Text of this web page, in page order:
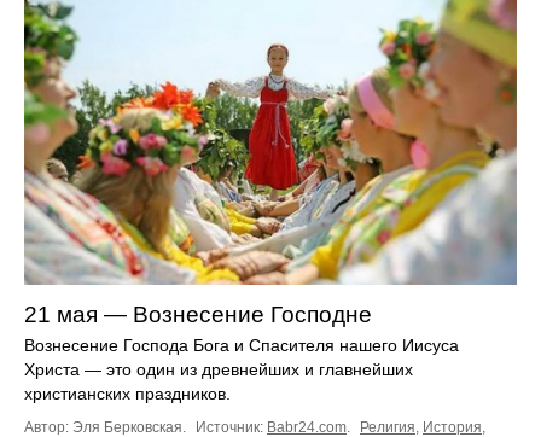
21 мая — Вознесение Господне
Вознесение Господа Бога и Спасителя нашего Иисуса
Христа — это один из древнейших и главнейших
христианских праздников.
Автор: Эля Берковская. Источник: Babr24.com Религия История